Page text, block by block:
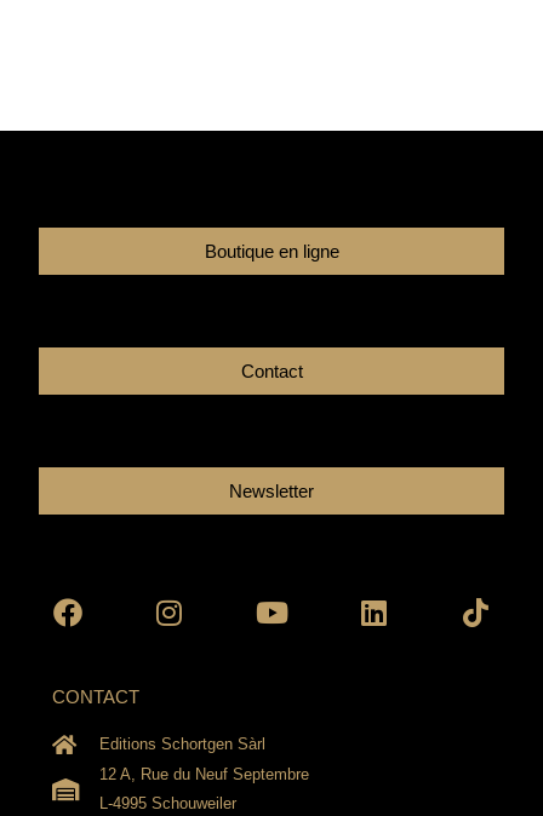
Boutique en ligne
Contact
Newsletter
CONTACT
Editions Schortgen Sàrl
12 A, Rue du Neuf Septembre
L-4995 Schouweiler